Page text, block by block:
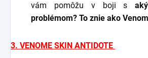
vám pomôžu v boji s
problémom? To znie ako
3. VENOME SKIN ANTIDOTE